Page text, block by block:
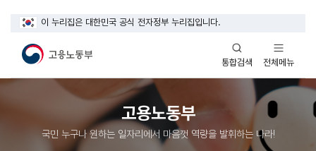
이 누리집은 대한민국 공식 전자정부 누리집입니다.
통합검색
열기
전체메뉴
열기
고용노동부
국민 누구나 원하는 일자리에서 마음껏 역량을 발휘하는 나라!